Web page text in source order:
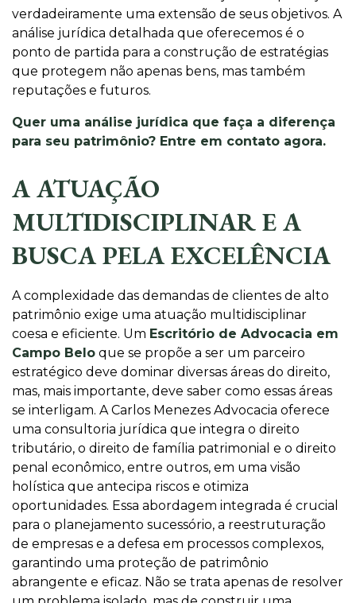
verdadeiramente uma extensão de seus objetivos. A
análise jurídica detalhada que oferecemos é o
ponto de partida para a construção de estratégias
que protegem não apenas bens, mas também
reputações e futuros.
Quer uma análise jurídica que faça a diferença
para seu patrimônio? Entre em contato agora.
A ATUAÇÃO
MULTIDISCIPLINAR E A
BUSCA PELA EXCELÊNCIA
A complexidade das demandas de clientes de alto
patrimônio exige uma atuação multidisciplinar
coesa e eficiente. Um Escritório de Advocacia em
Campo Belo que se propõe a ser um parceiro
estratégico deve dominar diversas áreas do direito,
mas, mais importante, deve saber como essas áreas
se interligam. A Carlos Menezes Advocacia oferece
uma consultoria jurídica que integra o direito
tributário, o direito de família patrimonial e o direito
penal econômico, entre outros, em uma visão
holística que antecipa riscos e otimiza
oportunidades. Essa abordagem integrada é crucial
para o planejamento sucessório, a reestruturação
de empresas e a defesa em processos complexos,
garantindo uma proteção de patrimônio
abrangente e eficaz. Não se trata apenas de resolver